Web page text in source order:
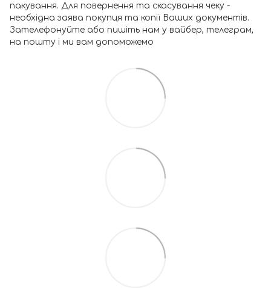
пакування. Для повернення та скасування чеку -
необхідна заява покупця та копії Ваших документів.
Зателефонуйте або пишіть нам у вайбер, телеграм,
на пошту і ми вам допоможемо